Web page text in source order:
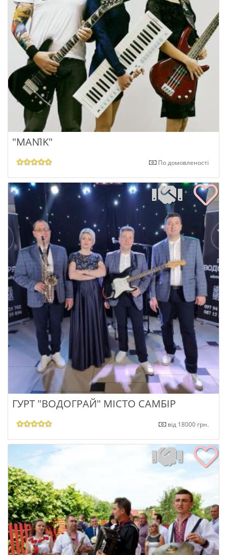
"MANІ́K"
По домовленості
ГУРТ "ВОДОГРАЙ" МІСТО САМБІР
від 18000 грн.